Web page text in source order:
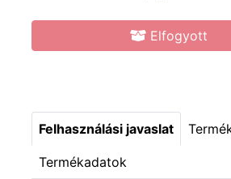
Elfogyott
Felhasználási javaslat
Termékadatok